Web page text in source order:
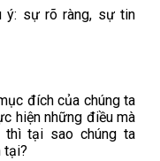
ý: sự rõ ràng, sự tin
đích của chúng ta
hiện những điều mà
tại sao chúng ta
tại?